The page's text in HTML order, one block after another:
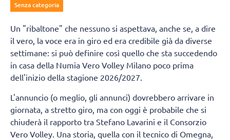
Senza categoria
Un "ribaltone" che nessuno si aspettava, anche se, a dire
il vero, la voce era in giro ed era credibile già da diverse
settimane: si può definire così quello che sta succedendo
in casa della Numia Vero Volley Milano poco prima
dell'inizio della stagione 2026/2027.
L'annuncio (o meglio, gli annunci) dovrebbero arrivare in
giornata, a stretto giro, ma con oggi è probabile che si
chiuderà il rapporto tra Stefano Lavarini e il Consorzio
Vero Volley. Una storia, quella con il tecnico di Omegna,